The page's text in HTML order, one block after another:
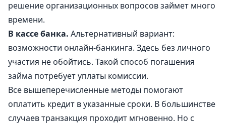
решение организационных вопросов займет много
времени.
В кассе банка. Альтернативный вариант:
возможности онлайн-банкинга. Здесь без личного
участия не обойтись. Такой способ погашения
займа потребует уплаты комиссии.
Все вышеперечисленные методы помогают
оплатить кредит в указанные сроки. В большинстве
случаев транзакция проходит мгновенно. Но с